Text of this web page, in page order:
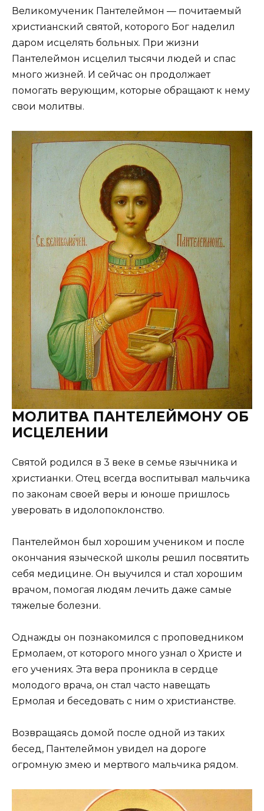
Великомученик Пантелеймон — почитаемый
христианский святой, которого Бог наделил
даром исцелять больных. При жизни
Пантелеймон исцелил тысячи людей и спас
много жизней. И сейчас он продолжает
помогать верующим, которые обращают к нему
свои молитвы.
МОЛИТВА ПАНТЕЛЕЙМОНУ ОБ
ИСЦЕЛЕНИИ
Святой родился в 3 веке в семье язычника и
христианки. Отец всегда воспитывал мальчика
по законам своей веры и юноше пришлось
уверовать в идолопоклонство.
Пантелеймон был хорошим учеником и после
окончания языческой школы решил посвятить
себя медицине. Он выучился и стал хорошим
врачом, помогая людям лечить даже самые
тяжелые болезни.
Однажды он познакомился с проповедником
Ермолаем, от которого много узнал о Христе и
его учениях. Эта вера проникла в сердце
молодого врача, он стал часто навещать
Ермолая и беседовать с ним о христианстве.
Возвращаясь домой после одной из таких
бесед, Пантелеймон увидел на дороге
огромную змею и мертвого мальчика рядом.